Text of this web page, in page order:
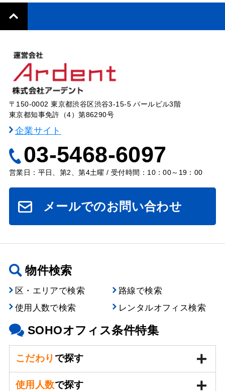
〒150-0002 東京都渋谷区渋谷3-15-5 パールビル3階
東京都知事免許（4）第86290号
企業サイト
03-5468-6097
営業日：平日、第2、第4土曜 / 受付時間：10：00～19：00
メールでのお問い合わせ
物件検索
区・エリアで検索
路線で検索
使用人数で検索
レンタルオフィス検索
SOHOオフィス条件特集
こだわり で探す
使用人数で探す